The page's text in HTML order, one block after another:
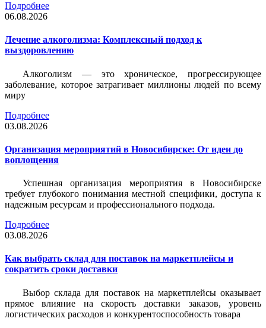
Подробнее
06.08.2026
Лечение алкоголизма: Комплексный подход к
выздоровлению
Алкоголизм — это хроническое, прогрессирующее
заболевание, которое затрагивает миллионы людей по всему
миру
Подробнее
03.08.2026
Организация мероприятий в Новосибирске: От идеи до
воплощения
Успешная организация мероприятия в Новосибирске
требует глубокого понимания местной специфики, доступа к
надежным ресурсам и профессионального подхода.
Подробнее
03.08.2026
Как выбрать склад для поставок на маркетплейсы и
сократить сроки доставки
Выбор склада для поставок на маркетплейсы оказывает
прямое влияние на скорость доставки заказов, уровень
логистических расходов и конкурентоспособность товара